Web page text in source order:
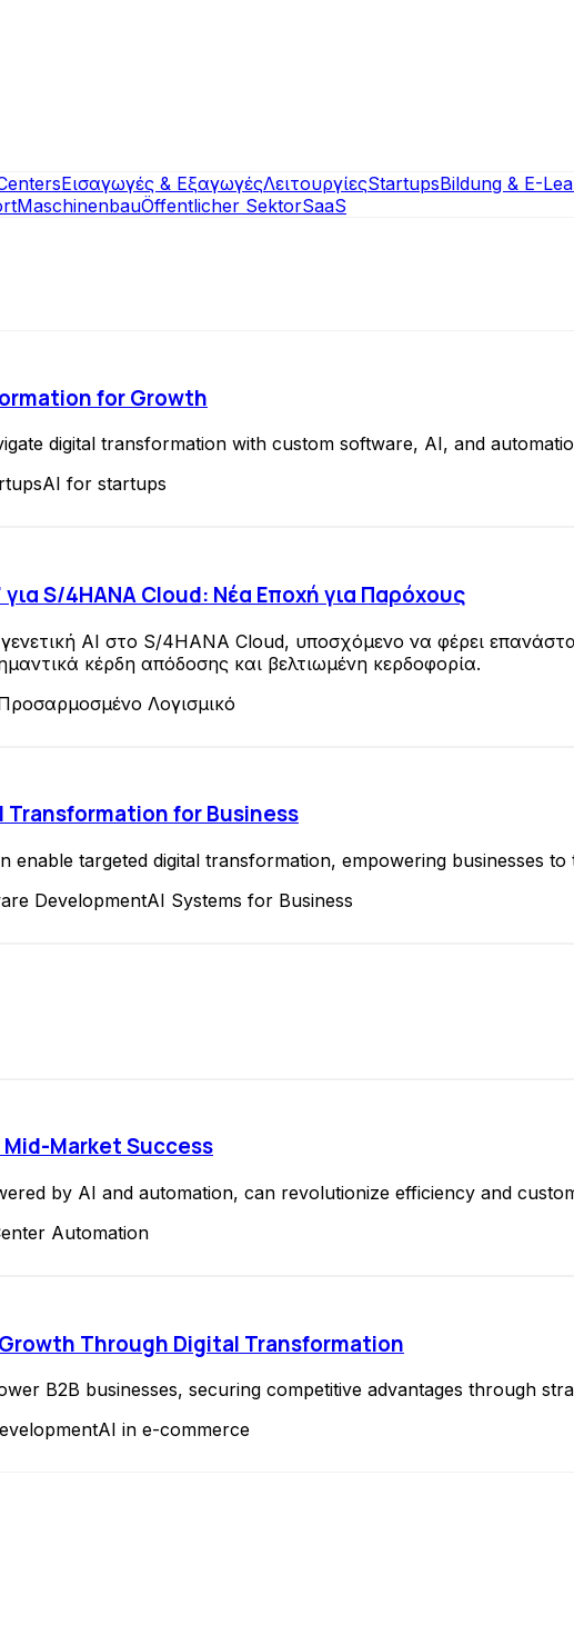
Εισαγωγές & ΕξαγωγέςΛειτουργίεςStartupsBildung & E-
MaschinenbauÖffentlicher SektorSaaS
for Growth
digital transformation with custom software, AI, and
AI for startups
S/4HANA Cloud: Νέα Εποχή για Παρόχους
AI στο S/4HANA Cloud, υποσχόμενο να φέρει
κέρδη απόδοσης και βελτιωμένη κερδοφορία.
Λογισμικό
for Business
targeted digital transformation, empowering businesses
DevelopmentAI Systems for Business
Market Success
by AI and automation, can revolutionize efficiency and
Automation
Through Digital Transformation
B2B businesses, securing competitive advantages through
AI in e-commerce